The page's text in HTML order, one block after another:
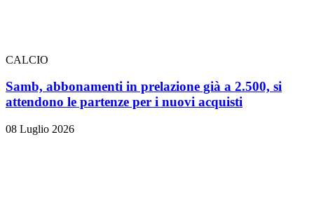
CALCIO
Samb, abbonamenti in prelazione già a 2.500, si
attendono le partenze per i nuovi acquisti
08 Luglio 2026